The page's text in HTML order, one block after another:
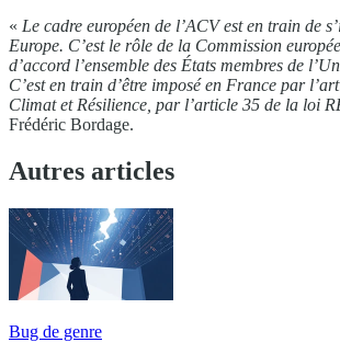
« Le cadre européen de l’ACV est en train de
Europe. C’est le rôle de la Commission
d’accord l’ensemble des États membres de
C’est en train d’être imposé en France par
Climat et Résilience, par l’article 35 de la loi
Frédéric Bordage.
Autres articles
Bug de genre